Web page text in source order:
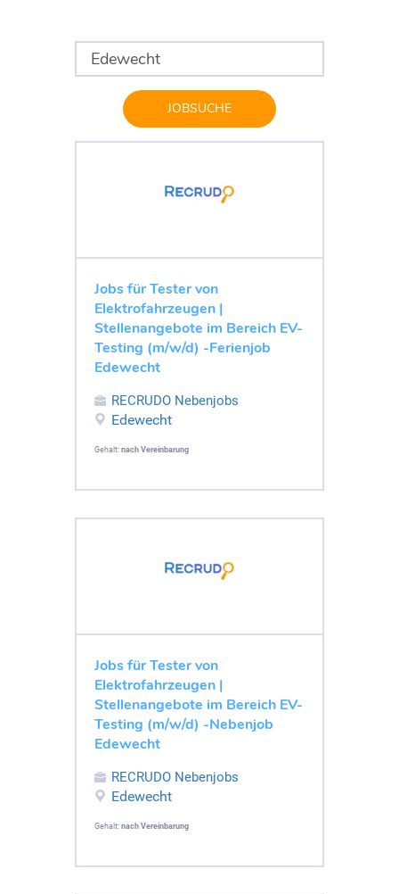
JOBSUCHE
Jobs für Tester von
Elektrofahrzeugen |
Stellenangebote im Bereich EV-
Testing (m/w/d) -Ferienjob
Edewecht
RECRUDO Nebenjobs
Edewecht
Gehalt: nach Vereinbarung
Jobs für Tester von
Elektrofahrzeugen |
Stellenangebote im Bereich EV-
Testing (m/w/d) -Nebenjob
Edewecht
RECRUDO Nebenjobs
Edewecht
Gehalt: nach Vereinbarung